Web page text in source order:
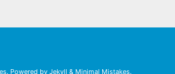
. Powered by Jekyll & Minimal Mistakes.